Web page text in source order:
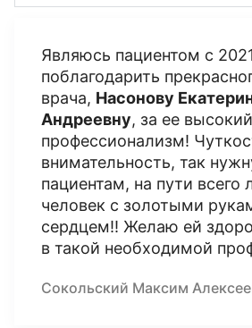
Являюсь пациентом с
поблагодарить
врача, Насонову
Андреевну, за ее высокий
профессионализм!
внимательность, так
пациентам, на пути всего
человек с золотыми
сердцем!! Желаю ей
в такой необходимой
Сокольский Максим